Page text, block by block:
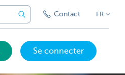
Contact FR
Se connecter